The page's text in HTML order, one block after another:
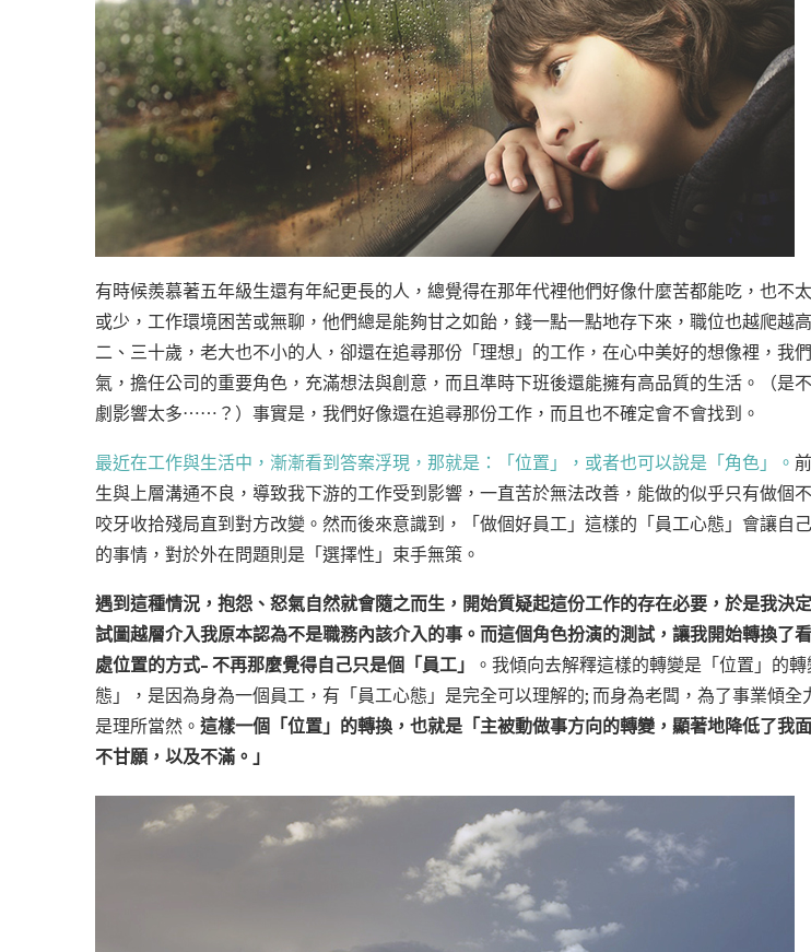
有時候羨慕著五年級生還有年紀更長的人，總覺得在那年代裡他們好像什麼苦都能吃，也不
或少，工作環境困苦或無聊，他們總是能夠甘之如飴，錢一點一點地存下來，職位也越爬越
二、三十歲，老大也不小的人，卻還在追尋那份「理想」的工作，在心中美好的想像裡，我
氣，擔任公司的重要角色，充滿想法與創意，而且準時下班後還能擁有高品質的生活。（是
劇影響太多⋯⋯？）事實是，我們好像還在追尋那份工作，而且也不確定會不會找到。
最近在工作與生活中，漸漸看到答案浮現，那就是：「位置」，或者也可以說是「角色」。
生與上層溝通不良，導致我下游的工作受到影響，一直苦於無法改善，能做的似乎只有做個
咬牙收拾殘局直到對方改變。然而後來意識到，「做個好員工」這樣的「員工心態」會讓自
的事情，對於外在問題則是「選擇性」束手無策。
遇到這種情況，抱怨、怒氣自然就會隨之而生，開始質疑起這份工作的存在必要，於是我決
試圖越層介入我原本認為不是職務內該介入的事。而這個角色扮演的測試，讓我開始轉換了
處位置的方式– 不再那麼覺得自己只是個「員工」
。我傾向去解釋這樣的轉變是「位置」的
態」，是因為身為一個員工，有「員工心態」是完全可以理解的; 而身為老闆，為了事業傾全
是理所當然。 這樣一個「位置」的轉換，也就是「主被動做事方向的轉變，顯著地降低了我
不甘願，以及不滿。」